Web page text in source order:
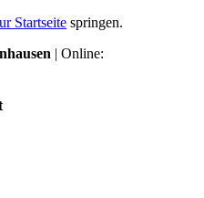
Startseite springen.
| Online: